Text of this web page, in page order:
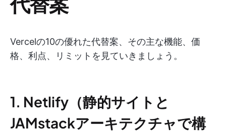
Vercelの10の優れた代替案、その主な機能、価
格、利点、リミットを見ていきましょう。
1. Netlify（静的サイトと
JAMstackアーキテクチャで構